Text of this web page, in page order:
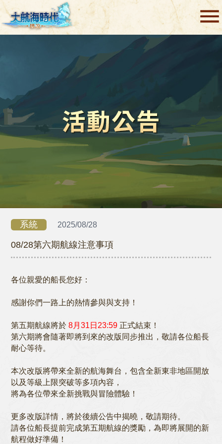
系統 2025/08/28
08/28第六期航線注意事項
各位親愛的船長您好：
感謝你們一路上的熱情參與與支持！
第五期航線將於8月31日23:59 正式結束！
第六期將會隨著即將到來的改版同步推出，敬請各位船長
耐心等待。
本次改版將帶來全新的航海舞台，包含全新東非地區開放
以及等級上限突破等多項內容，
將為各位帶來全新挑戰與冒險體驗！
更多改版詳情，將於後續公告中揭曉，敬請期待。
請各位船長提前完成第五期航線的獎勵，為即將展開的新
航程做好準備！